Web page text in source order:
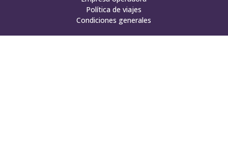
Política de viajes
Condiciones generales